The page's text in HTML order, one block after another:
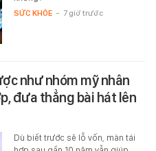
SỨC KHỎE - 7 giờ trước
như nhóm mỹ nhân
đưa thẳng bài hát lên
Dù biết trước sẽ lỗ vốn, màn tái